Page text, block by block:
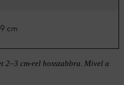
9 cm
2–3 cm-rel hosszabbra. Mivel a